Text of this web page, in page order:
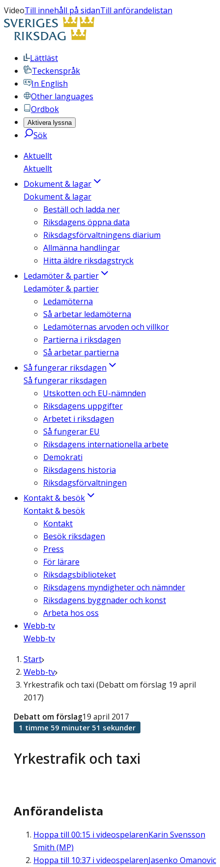
VideoTill innehåll på sidanTill anförandelistan
Lättläst
Teckenspråk
In English
Other languages
Ordbok
Aktivera lyssna
Sök
Aktuellt
Aktuellt
Dokument & lagar
Dokument & lagar
Beställ och ladda ner
Riksdagens öppna data
Riksdagsförvaltningens diarium
Allmänna handlingar
Hitta äldre riksdagstryck
Ledamöter & partier
Ledamöter & partier
Ledamöterna
Så arbetar ledamöterna
Ledamöternas arvoden och villkor
Partierna i riksdagen
Så arbetar partierna
Så fungerar riksdagen
Så fungerar riksdagen
Utskotten och EU-nämnden
Riksdagens uppgifter
Arbetet i riksdagen
Så fungerar EU
Riksdagens internationella arbete
Demokrati
Riksdagens historia
Riksdagsförvaltningen
Kontakt & besök
Kontakt & besök
Kontakt
Besök riksdagen
Press
För lärare
Riksdagsbiblioteket
Riksdagens myndigheter och nämnder
Riksdagens byggnader och konst
Arbeta hos oss
Webb-tv
Webb-tv
Start
Webb-tv
Yrkestrafik och taxi (Debatt om förslag 19 april
2017)
Yrkestrafik och taxi
Debatt om förslag19 april 2017
1 timme 59 minuter 51 sekunder
Anförandelista
Hoppa till 00:15 i videospelarenKarin Svensson
Smith (MP)
Hoppa till 10:37 i videospelarenJasenko Omanovic